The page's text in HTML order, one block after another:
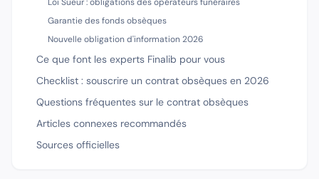
Garantie des fonds obsèques
Nouvelle obligation d'information 2026
Ce que font les experts Finalib pour vous
Checklist : souscrire un contrat obsèques en 2026
Questions fréquentes sur le contrat obsèques
Articles connexes recommandés
Sources officielles